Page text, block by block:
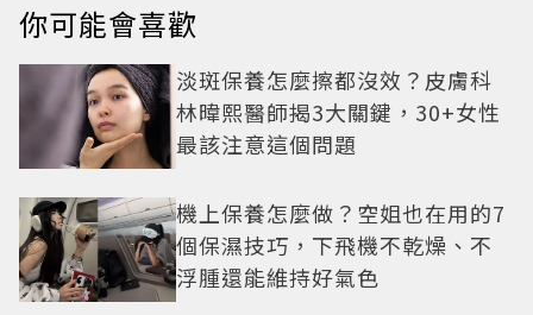
你可能會喜歡
淡斑保養怎麼擦都沒效？皮膚科
林暐熙醫師揭3大關鍵，30+女性
最該注意這個問題
機上保養怎麼做？空姐也在用的7
個保濕技巧，下飛機不乾燥、不
浮腫還能維持好氣色